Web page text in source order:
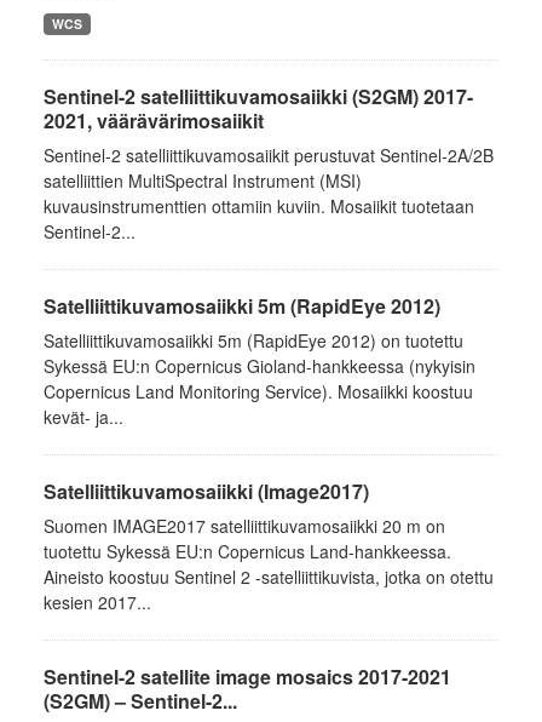
WCS
Sentinel-2 satelliittikuvamosaiikki (S2GM) 2017-
2021, väärävärimosaiikit
Sentinel-2 satelliittikuvamosaiikit perustuvat Sentinel-2A/2B
satelliittien MultiSpectral Instrument (MSI)
kuvausinstrumenttien ottamiin kuviin. Mosaiikit tuotetaan
Sentinel-2...
Satelliittikuvamosaiikki 5m (RapidEye 2012)
Satelliittikuvamosaiikki 5m (RapidEye 2012) on tuotettu
Sykessä EU:n Copernicus Gioland-hankkeessa (nykyisin
Copernicus Land Monitoring Service). Mosaiikki koostuu
kevät- ja...
Satelliittikuvamosaiikki (Image2017)
Suomen IMAGE2017 satelliittikuvamosaiikki 20 m on
tuotettu Sykessä EU:n Copernicus Land-hankkeessa.
Aineisto koostuu Sentinel 2 -satelliittikuvista, jotka on otettu
kesien 2017...
Sentinel-2 satellite image mosaics 2017-2021
(S2GM) – Sentinel-2...